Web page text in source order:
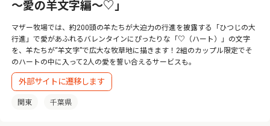
～愛の羊文字編～♡」
マザー牧場では、約200頭の羊たちが大迫力の行進を披露する「ひつじの大
行進」で愛があふれるバレンタインにぴったりな「♡（ハート）」の文字
を、羊たちが“羊文字”で広大な牧草地に描きます！2組のカップル限定でそ
のハートの中に入って2人の愛を誓い合えるサービスも。
外部サイトに遷移します
関東 千葉県